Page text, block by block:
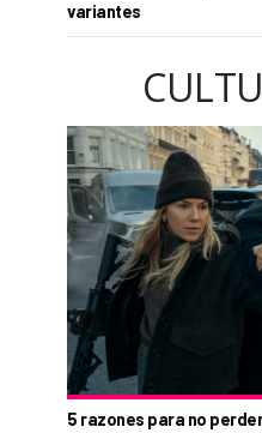
variantes
5 razones para no